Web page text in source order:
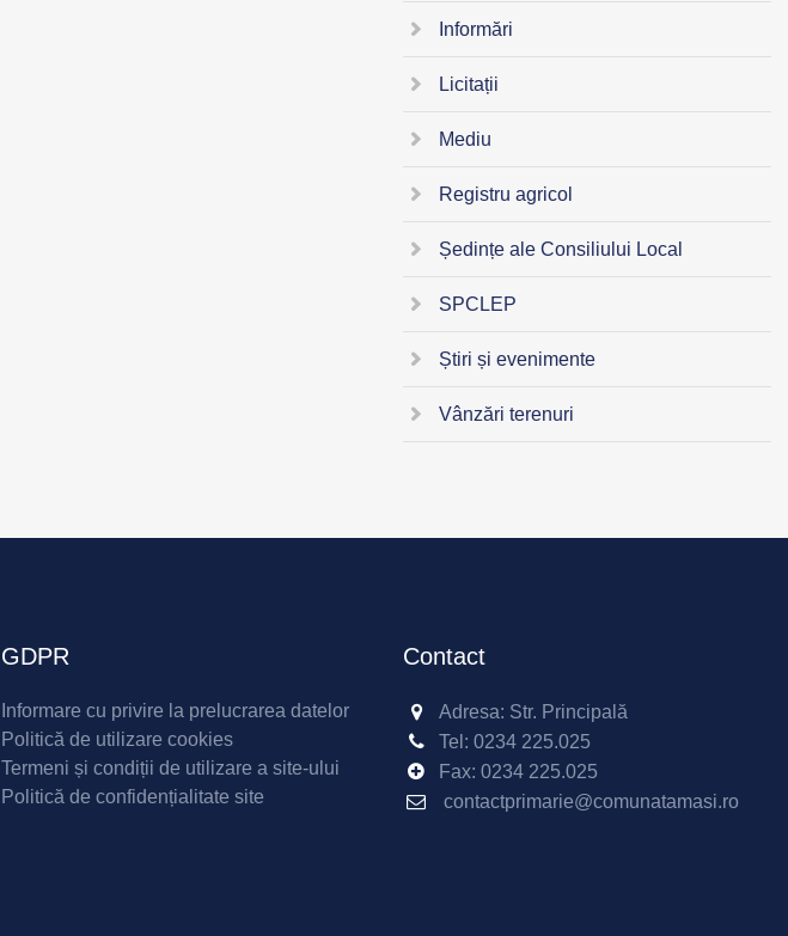
Informări
Licitații
Mediu
Registru agricol
Ședințe ale Consiliului Local
SPCLEP
Știri și evenimente
Vânzări terenuri
GDPR
Informare cu privire la prelucrarea datelor
Politică de utilizare cookies
Termeni și condiții de utilizare a site-ului
Politică de confidențialitate site
Contact
Adresa: Str. Principală
Tel: 0234 225.025
Fax: 0234 225.025
contactprimarie@comunatamasi.ro